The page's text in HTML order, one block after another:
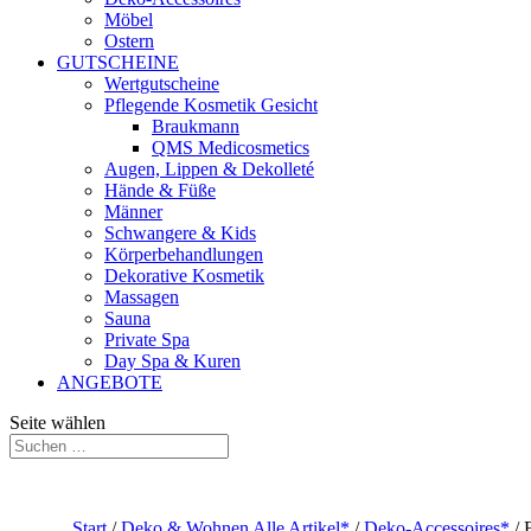
Möbel
Ostern
GUTSCHEINE
Wertgutscheine
Pflegende Kosmetik Gesicht
Braukmann
QMS Medicosmetics
Augen, Lippen & Dekolleté
Hände & Füße
Männer
Schwangere & Kids
Körperbehandlungen
Dekorative Kosmetik
Massagen
Sauna
Private Spa
Day Spa & Kuren
ANGEBOTE
Seite wählen